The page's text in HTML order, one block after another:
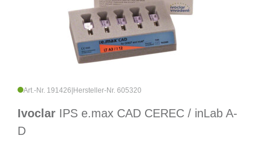
Art.-Nr. 191426 Hersteller-Nr. 605320
Ivoclar IPS e.max CAD CEREC / inLab A-
D